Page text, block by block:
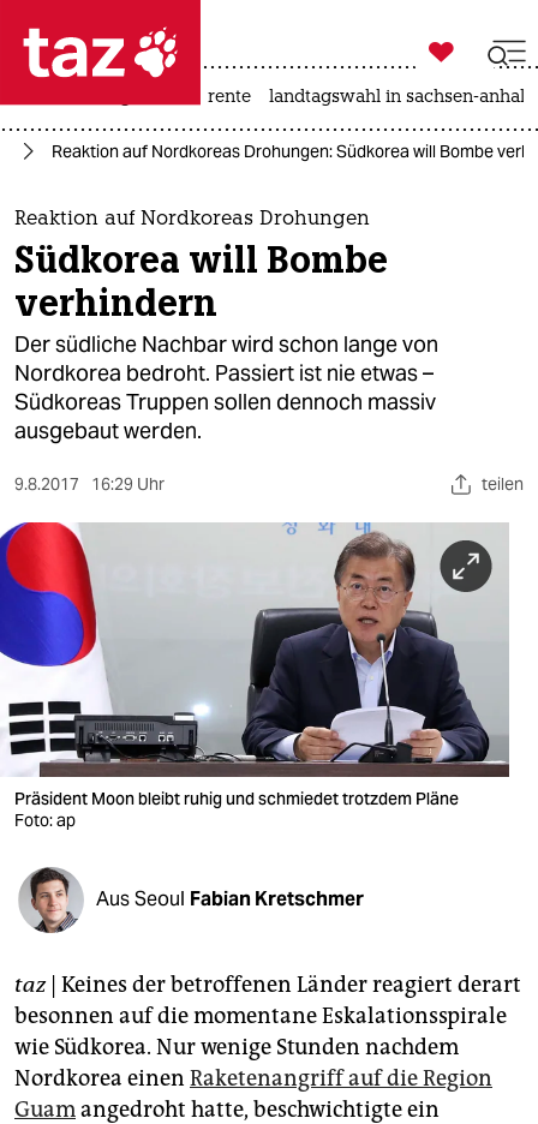
 taz zahl ich
taz zahl ich
themen
politik
öko
gesellschaft
kultur
sport
berlin
nord
wahrheit
verlag
verlag
veranstaltungen
fragen & hilfe
unterstützen
abo
genossenschaft
epaper login

taz zahl ich
rente landtagswahl in sachsen-anhalt
Reaktion auf Nordkoreas Drohungen: Südkorea will Bombe
Reaktion auf Nordkoreas Drohungen
Südkorea will Bombe
verhindern
Der südliche Nachbar wird schon lange von
Nordkorea bedroht. Passiert ist nie etwas –
Südkoreas Truppen sollen dennoch massiv
ausgebaut werden.
9.8.2017 16:29 Uhr teilen
Präsident Moon bleibt ruhig und schmiedet trotzdem Pläne
Foto: ap
Aus Seoul Fabian Kretschmer
taz| Keines der betroffenen Länder reagiert derart
besonnen auf die momentane Eskalationsspirale
wie Südkorea. Nur wenige Stunden nachdem
Nordkorea einen Raketenangriff auf die Region
Guamangedroht hatte, beschwichtigte ein